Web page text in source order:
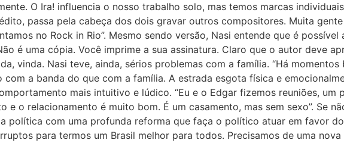
O Ira! influencia o nosso trabalho solo, mas temos marcas
passa pela cabeça dos dois gravar outros compositores. Muita
no Rock in Rio”. Mesmo sendo versão, Nasi entende que é
é uma cópia. Você imprime a sua assinatura. Claro que o autor deve
vinda. Nasi teve, ainda, sérios problemas com a família. “Há
a banda do que com a família. A estrada esgota física e
mais intuitivo e lúdico. “Eu e o Edgar fizemos reuniões, um
o relacionamento é muito bom. É um casamento, mas sem sexo”. Se
política com uma profunda reforma que faça o político atuar em favor
para termos um Brasil melhor para todos. Precisamos de uma